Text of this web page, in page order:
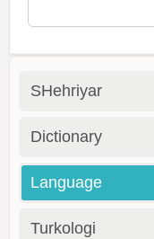
SHehriyar
Dictionary
Language
Turkologi